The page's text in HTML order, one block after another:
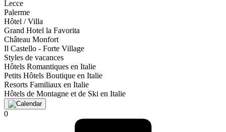
Lecce
Palerme
Hôtel / Villa
Grand Hotel la Favorita
Château Monfort
Il Castello - Forte Village
Styles de vacances
Hôtels Romantiques en Italie
Petits Hôtels Boutique en Italie
Resorts Familiaux en Italie
Hôtels de Montagne et de Ski en Italie
0